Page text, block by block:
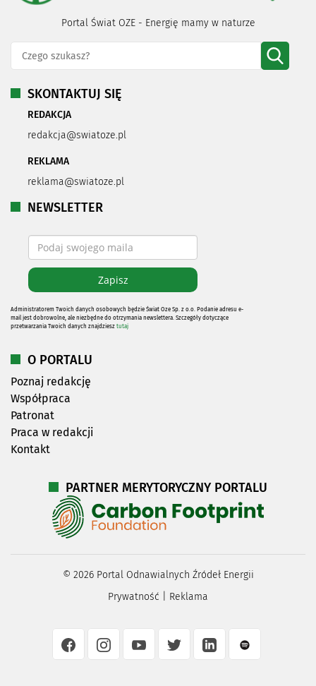
Portal Świat OZE - Energię mamy w naturze
SKONTAKTUJ SIĘ
REDAKCJA
redakcja@swiatoze.pl
REKLAMA
reklama@swiatoze.pl
NEWSLETTER
Administratorem Twoich danych osobowych będzie Świat Oze Sp. z o.o. Podanie adresu e-
mail jest dobrowolne, ale niezbędne do otrzymania newslettera. Szczegóły dotyczące
przetwarzania Twoich danych znajdziesz tutaj
O PORTALU
Poznaj redakcję
Współpraca
Patronat
Praca w redakcji
Kontakt
PARTNER MERYTORYCZNY PORTALU
© 2026Portal Odnawialnych Źródeł Energii
Prywatność
Reklama